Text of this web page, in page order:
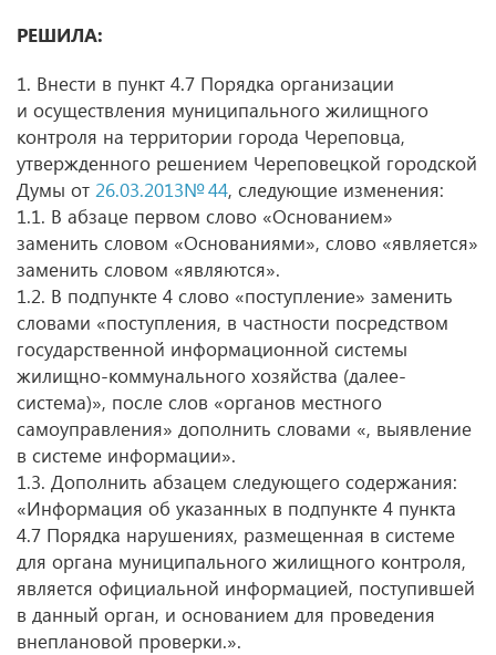
РЕШИЛА:
1. Внести в пункт 4.7 Порядка организации
и осуществления муниципального жилищного
контроля на территории города Череповца,
утвержденного решением Череповецкой городской
Думы от 26.03.2013№ 44, следующие изменения:
1.1. В абзаце первом слово «Основанием»
заменить словом «Основаниями», слово «является»
заменить словом «являются».
1.2. В подпункте 4 слово «поступление» заменить
словами «поступления, в частности посредством
государственной информационной системы
жилищно-коммунального хозяйства (далее-
система)», после слов «органов местного
самоуправления» дополнить словами «, выявление
в системе информации».
1.3. Дополнить абзацем следующего содержания:
«Информация об указанных в подпункте 4 пункта
4.7 Порядка нарушениях, размещенная в системе
для органа муниципального жилищного контроля,
является официальной информацией, поступившей
в данный орган, и основанием для проведения
внеплановой проверки.».